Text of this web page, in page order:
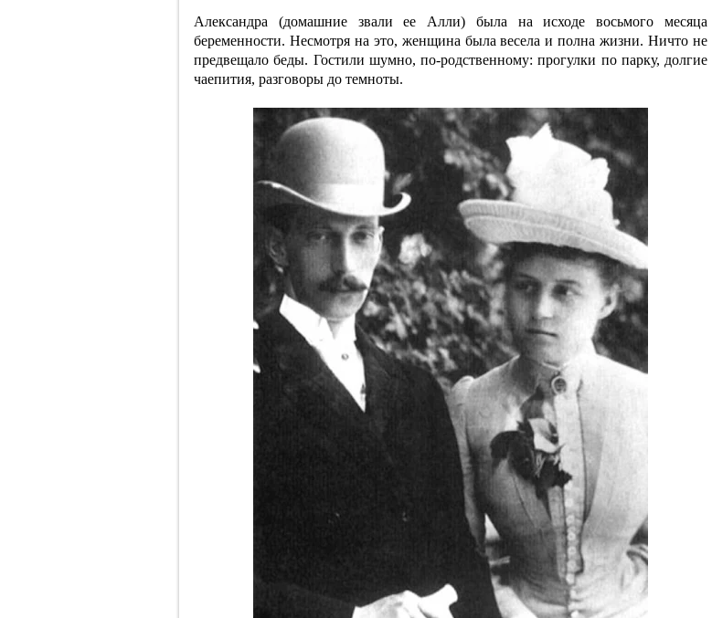
Александра (домашние звали ее Алли) была на исходе восьмого месяца
беременности. Несмотря на это, женщина была весела и полна жизни. Ничто не
предвещало беды. Гостили шумно, по-родственному: прогулки по парку, долгие
чаепития, разговоры до темноты.